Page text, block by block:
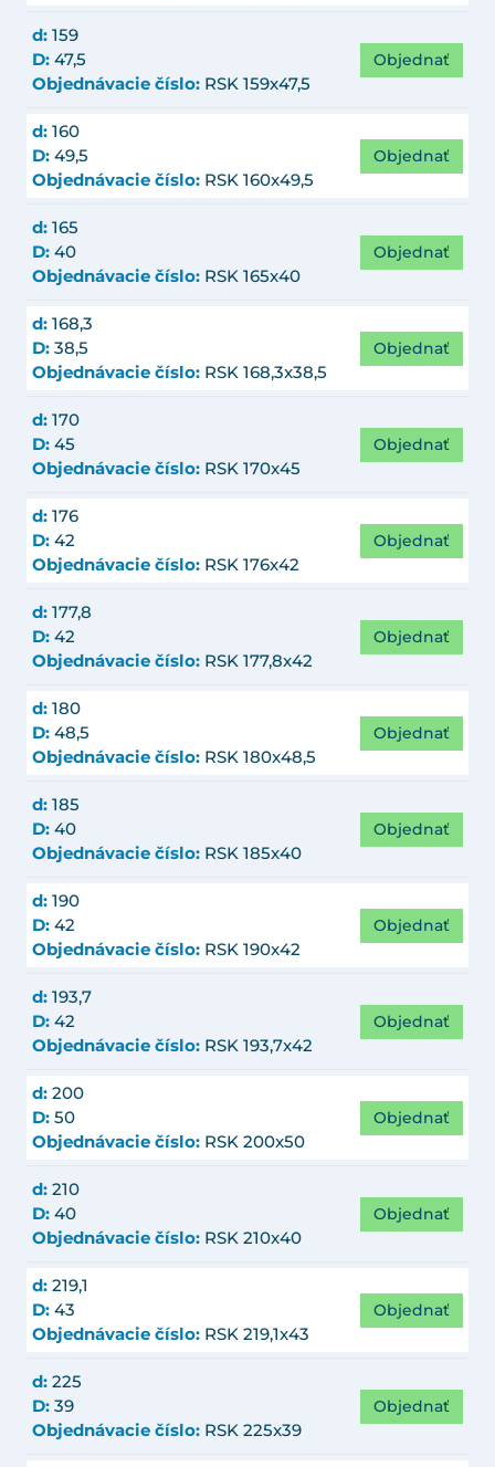
d: 159
D: 47,5
Objednávacie číslo: RSK 159x47,5
Objednať
d: 160
D: 49,5
Objednávacie číslo: RSK 160x49,5
Objednať
d: 165
D: 40
Objednávacie číslo: RSK 165x40
Objednať
d: 168,3
D: 38,5
Objednávacie číslo: RSK 168,3x38,5
Objednať
d: 170
D: 45
Objednávacie číslo: RSK 170x45
Objednať
d: 176
D: 42
Objednávacie číslo: RSK 176x42
Objednať
d: 177,8
D: 42
Objednávacie číslo: RSK 177,8x42
Objednať
d: 180
D: 48,5
Objednávacie číslo: RSK 180x48,5
Objednať
d: 185
D: 40
Objednávacie číslo: RSK 185x40
Objednať
d: 190
D: 42
Objednávacie číslo: RSK 190x42
Objednať
d: 193,7
D: 42
Objednávacie číslo: RSK 193,7x42
Objednať
d: 200
D: 50
Objednávacie číslo: RSK 200x50
Objednať
d: 210
D: 40
Objednávacie číslo: RSK 210x40
Objednať
d: 219,1
D: 43
Objednávacie číslo: RSK 219,1x43
Objednať
d: 225
D: 39
Objednávacie číslo: RSK 225x39
Objednať